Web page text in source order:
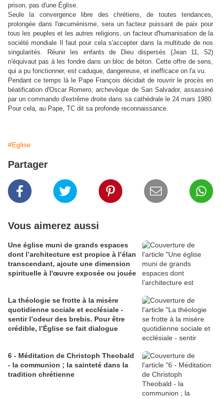
prison, pas d'une Église.
Seule la convergence libre des chrétiens, de toutes tendances,
prolongée dans l'œcuménisme, sera un facteur puissant de paix pour
tous les peuples et les autres religions, un facteur d'humanisation de la
société mondiale Il faut pour cela s'accepter dans la multitude de nos
singularités. Réunir les enfants de Dieu dispersés (Jean 11, 52)
n'équivaut pas à les fondre dans un bloc de béton. Cette offre de sens,
qui a pu fonctionner, est caduque, dangereuse, et inefficace on l'a vu.
Pendant ce temps là le Pape François décidait de rouvrir le procès en
béatification d'Oscar Romero, archevêque de San Salvador, assassiné
par un commando d'extrême droite dans sa cathédrale le 24 mars 1980.
Pour cela, au Pape, TC dit sa profonde reconnaissance.
#Eglise
Partager
Vous aimerez aussi
Une église muni de grands espaces
dont l’architecture est propice à l’élan
transcendant, ajoute une dimension
spirituelle à l'œuvre exposée ou jouée
La théologie se frotte à la misère
quotidienne sociale et ecclésiale -
sentir l’odeur des brebis. Pour être
crédible, l’Église se fait dialogue
6 - Méditation de Christoph Theobald
- la communion ; la sainteté dans la
tradition chrétienne